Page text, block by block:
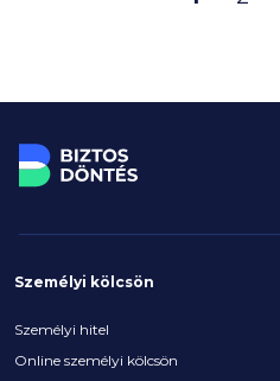
Személyi kölcsön
Személyi hitel
Online személyi kölcsön